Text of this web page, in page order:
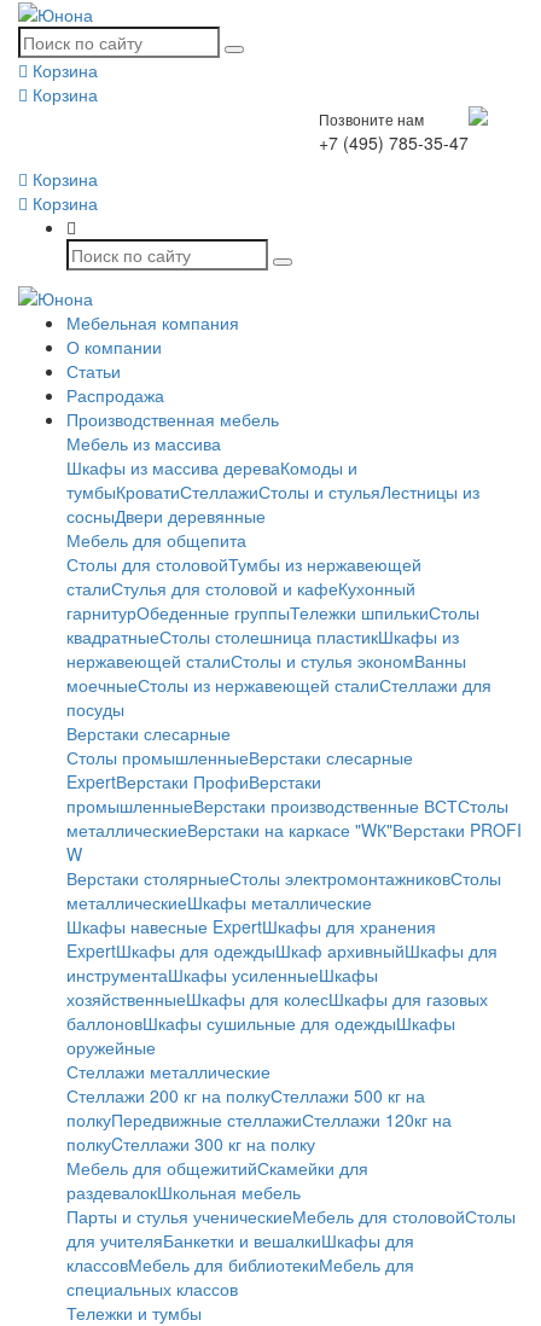
Корзина
Корзина
Позвоните нам
+7 (495) 785-35-47
Корзина
Корзина
Мебельная компания
О компании
Статьи
Распродажа
Производственная мебель
Мебель из массива
Шкафы из массива дереваКомоды и
тумбыКроватиСтеллажиСтолы и стульяЛестницы из
сосныДвери деревянные
Мебель для общепита
Столы для столовойТумбы из нержавеющей
сталиСтулья для столовой и кафеКухонный
гарнитурОбеденные группыТележки шпилькиСтолы
квадратныеСтолы столешница пластикШкафы из
нержавеющей сталиСтолы и стулья экономВанны
моечныеСтолы из нержавеющей сталиСтеллажи для
посуды
Верстаки слесарные
Столы промышленныеВерстаки слесарные
ExpertВерстаки ПрофиВерстаки
промышленныеВерстаки производственные ВСТСтолы
металлическиеВерстаки на каркасе "WК"Верстаки PROFI
W
Верстаки столярныеСтолы электромонтажниковСтолы
металлическиеШкафы металлические
Шкафы навесные ExpertШкафы для хранения
ExpertШкафы для одеждыШкаф архивныйШкафы для
инструментаШкафы усиленныеШкафы
хозяйственныеШкафы для колесШкафы для газовых
баллоновШкафы сушильные для одеждыШкафы
оружейные
Стеллажи металлические
Стеллажи 200 кг на полкуСтеллажи 500 кг на
полкуПередвижные стеллажиСтеллажи 120кг на
полкуCтеллажи 300 кг на полку
Мебель для общежитийСкамейки для
раздевалокШкольная мебель
Парты и стулья ученическиеМебель для столовойСтолы
для учителяБанкетки и вешалкиШкафы для
классовМебель для библиотекиМебель для
специальных классов
Тележки и тумбы